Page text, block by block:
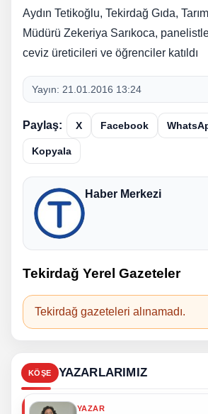
Aydın Tetikoğlu, Tekirdağ Gıda,
Müdürü Zekeriya Sarıkoca,
ceviz üreticileri ve öğrenciler katıldı
Yayın: 21.01.2016 13:24
Paylaş: X Facebook
Kopyala
Haber Merkezi
Tekirdağ Yerel Gazeteler
Tekirdağ gazeteleri alınamadı.
KÖŞE YAZARLARIMIZ
YAZAR